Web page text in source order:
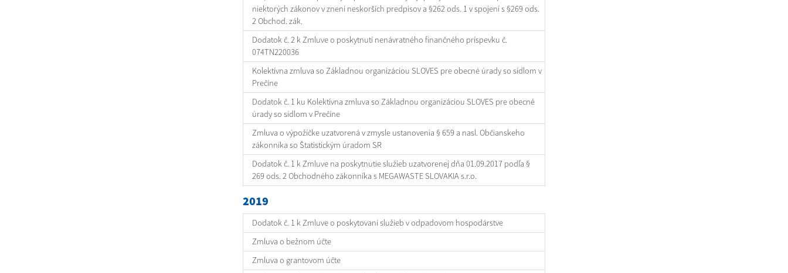
niektorých zákonov v znení neskorších predpisov a §262 ods. 1 v spojení s §269 ods.
2 Obchod. zák.
Dodatok č. 2 k Zmluve o poskytnutí nenávratného finančného príspevku č.
074TN220036
Kolektívna zmluva so Základnou organizáciou SLOVES pre obecné úrady so sídlom v
Prečíne
Dodatok č. 1 ku Kolektívna zmluva so Základnou organizáciou SLOVES pre obecné
úrady so sídlom v Prečíne
Zmluva o výpožičke uzatvorená v zmysle ustanovenia § 659 a nasl. Občianskeho
zákonníka so Štatistickým úradom SR
Dodatok č. 1 k Zmluve na poskytnutíe služieb uzatvorenej dňa 01.09.2017 podľa §
269 ods. 2 Obchodného zákonníka s MEGAWASTE SLOVAKIA s.r.o.
2019
Dodatok č. 1 k Zmluve o poskytovaní služieb v odpadovom hospodárstve
Zmluva o bežnom účte
Zmluva o grantovom účte